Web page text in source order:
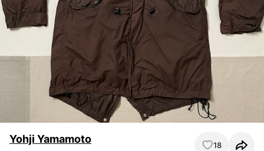
Yohji Yamamoto 18